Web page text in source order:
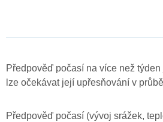
Předpověď počasí na více než
lze očekávat její upřesňování v
Předpověď počasí (vývoj srážek,